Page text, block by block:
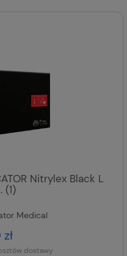
Nitrylex Black L
(1)
Medical
dostawy